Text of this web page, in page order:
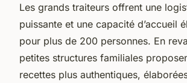
Les grands traiteurs offrent une
puissante et une capacité d’accueil
pour plus de 200 personnes. En
petites structures familiales
recettes plus authentiques,